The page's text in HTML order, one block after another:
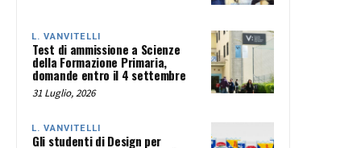
L. VANVITELLI
Test di ammissione a Scienze
della Formazione Primaria,
domande entro il 4 settembre
31 Luglio, 2026
L. VANVITELLI
Gli studenti di Design per